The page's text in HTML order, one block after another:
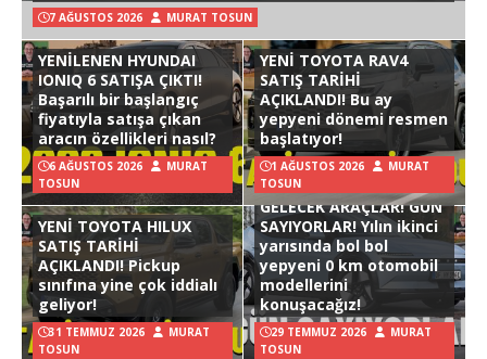
7 AĞUSTOS 2026 MURAT TOSUN
YENİLENEN HYUNDAI
IONIQ 6 SATIŞA ÇIKTI!
Başarılı bir başlangıç
fiyatıyla satışa çıkan
aracın özellikleri nasıl?
6 AĞUSTOS 2026
MURAT
TOSUN
YENİ TOYOTA RAV4
SATIŞ TARİHİ
AÇIKLANDI! Bu ay
yepyeni dönemi resmen
başlatıyor!
1 AĞUSTOS 2026
MURAT
TOSUN
YENİ TOYOTA HILUX
SATIŞ TARİHİ
AÇIKLANDI! Pickup
sınıfına yine çok iddialı
geliyor!
31 TEMMUZ 2026
MURAT
TOSUN
GELECEK ARAÇLAR! GÜN
SAYIYORLAR! Yılın ikinci
yarısında bol bol
yepyeni 0 km otomobil
modellerini
konuşacağız!
29 TEMMUZ 2026
MURAT
TOSUN